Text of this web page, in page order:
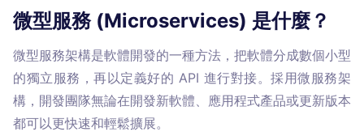
微型服務 (Microservices) 是什麼？
微型服務架構是軟體開發的一種方法，把軟體分成數個小型
的獨立服務，再以定義好的 API 進行對接。採用微服務架
構，開發團隊無論在開發新軟體、應用程式產品或更新版本
都可以更快速和輕鬆擴展。